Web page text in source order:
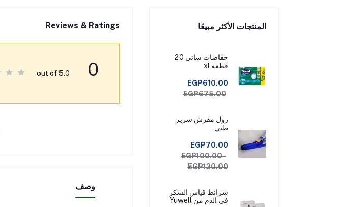
المنتجات الأكثر مبيعًا
حفاضات سانى 20
قطعه xl
EGP610.00
EGP675.00
رول مفرش سرير
طبي
EGP70.00
EGP100.00 -
EGP120.00
شرائط قياس السكر
فى الدم من Yuwell
Reviews & Ratings
0
out of 5.0
وصف